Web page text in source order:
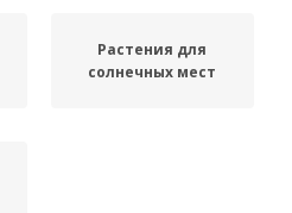
Растения для
солнечных мест